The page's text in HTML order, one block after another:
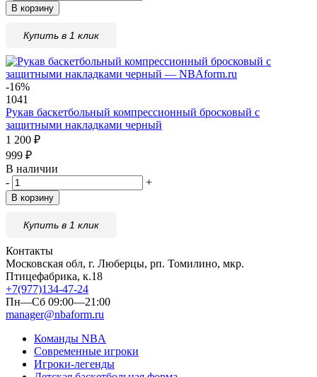
В корзину
Купить в 1 клик
-16%
1041
Рукав баскетбольный компрессионный бросковый с
защитными накладками черный
1 200 ₽
999 ₽
В наличии
-
+
В корзину
Купить в 1 клик
Контакты
Московская обл, г. Люберцы, рп. Томилино, мкр.
Птицефабрика, к.18
+7(977)134-47-24
Пн—Сб 09:00—21:00
manager@nbaform.ru
Команды NBA
Современные игроки
Игроки-легенды